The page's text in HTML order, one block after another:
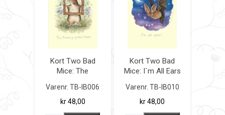
Kort Two Bad
Mice: The
Shrew
Varenr. TB-IB006
kr 48,00
Kort Two Bad
Mice: I`m All Ears
Varenr. TB-IB010
kr 48,00